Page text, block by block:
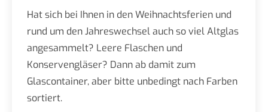
Hat sich bei Ihnen in den Weihnachtsferien und
rund um den Jahreswechsel auch so viel Altglas
angesammelt? Leere Flaschen und
Konservengläser? Dann ab damit zum
Glascontainer, aber bitte unbedingt nach Farben
sortiert.